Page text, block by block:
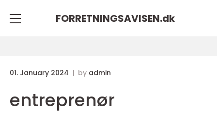
FORRETNINGSAVISEN.dk
01. January 2024 by admin
entreprenør